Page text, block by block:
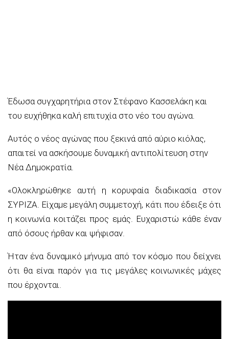
Έδωσα συγχαρητήρια στον Στέφανο Κασσελάκη και
του ευχήθηκα καλή επιτυχία στο νέο του αγώνα.
Αυτός ο νέος αγώνας που ξεκινά από αύριο κιόλας,
απαιτεί να ασκήσουμε δυναμική αντιπολίτευση στην
Νέα Δημοκρατία.
«Ολοκληρώθηκε αυτή η κορυφαία διαδικασία στον
ΣΥΡΙΖΑ. Είχαμε μεγάλη συμμετοχή, κάτι που έδειξε ότι
η κοινωνία κοιτάζει προς εμάς. Ευχαριστώ κάθε έναν
από όσους ήρθαν και ψήφισαν.
Ήταν ένα δυναμικό μήνυμα από τον κόσμο που δείχνει
ότι θα είναι παρόν για τις μεγάλες κοινωνικές μάχες
που έρχονται.